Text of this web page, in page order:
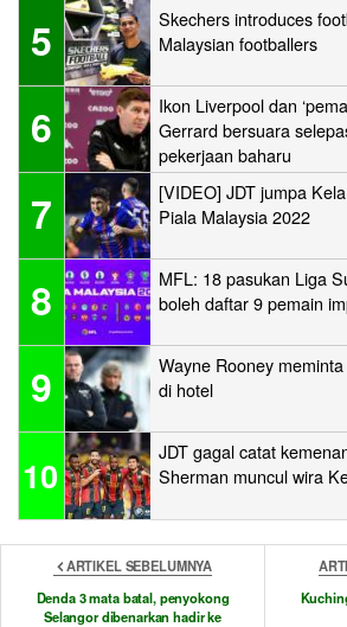
5
Skechers introduces
Malaysian footballers
6
Ikon Liverpool dan
Gerrard bersuara
pekerjaan baharu
7
[VIDEO] JDT jumpa
Piala Malaysia 2022
8
MFL: 18 pasukan Liga
boleh daftar 9 pemain
9
Wayne Rooney
di hotel
10
JDT gagal catat
Sherman muncul wira
ARTIKEL SEBELUMNYA
Denda 3 mata batal, penyokong
Selangor dibenarkan hadir ke